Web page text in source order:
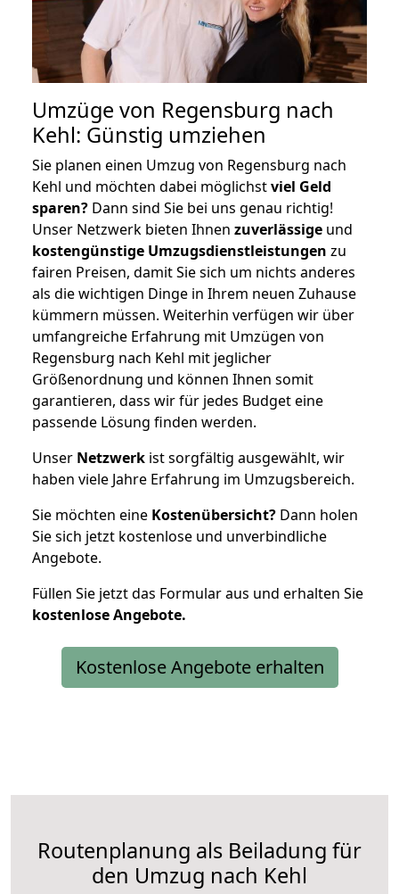
Umzüge von Regensburg nach
Kehl: Günstig umziehen
Sie planen einen Umzug von Regensburg nach
Kehl und möchten dabei möglichstviel Geld
sparen? Dann sind Sie bei uns genau richtig!
Unser Netzwerk bieten Ihnen zuverlässige und
kostengünstige Umzugsdienstleistungen zu
fairen Preisen, damit Sie sich um nichts anderes
als die wichtigen Dinge in Ihrem neuen Zuhause
kümmern müssen. Weiterhin verfügen wir über
umfangreiche Erfahrung mit Umzügen von
Regensburg nach Kehl mit jeglicher
Größenordnung und können Ihnen somit
garantieren, dass wir für jedes Budget eine
passende Lösung finden werden.
Unser Netzwerk ist sorgfältig ausgewählt, wir
haben viele Jahre Erfahrung im Umzugsbereich.
Sie möchten eine Kostenübersicht? Dann holen
Sie sich jetzt kostenlose und unverbindliche
Angebote.
Füllen Sie jetzt das Formular aus und erhalten Sie
kostenloseAngebote.
Kostenlose Angebote erhalten
Routenplanung als Beiladung für
den Umzug nach Kehl